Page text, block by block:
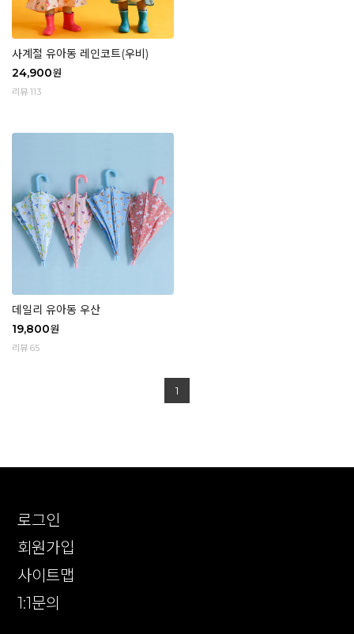
사계절 유아동 레인코트(우비)
24,900원
리뷰 113
데일리 유아동 우산
19,800원
리뷰 65
1
로그인
회원가입
사이트맵
1:1문의